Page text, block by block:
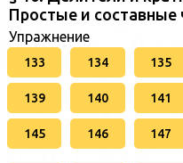
Простые и составные
Упражнение
133 134 135
139 140 141
145 146 147